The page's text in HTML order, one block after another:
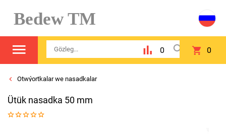
Bedew TM
0 0
Otwýortkalar we nasadkalar
Ütük nasadka 50 mm